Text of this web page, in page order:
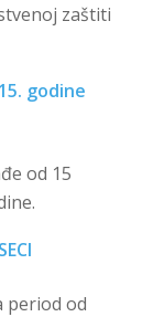
zaštiti
godine
od 15
period od